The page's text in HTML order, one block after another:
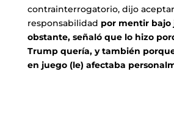
contrainterrogatorio, dijo
responsabilidad por mentir bajo
obstante, señaló que lo hizo
Trump quería, y también
en juego (le) afectaba